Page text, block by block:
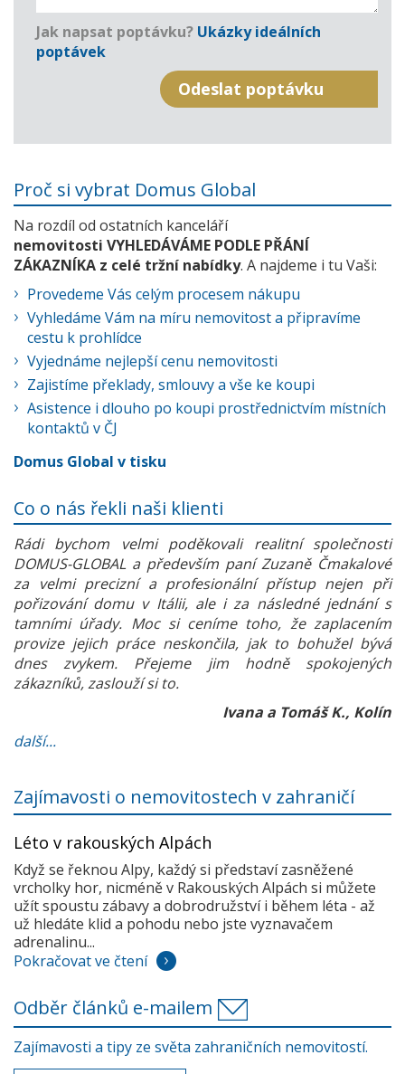
Jak napsat poptávku? Ukázky ideálních
poptávek
Proč si vybrat Domus Global
Na rozdíl od ostatních kanceláří
nemovitosti VYHLEDÁVÁME PODLE PŘÁNÍ
ZÁKAZNÍKA z celé tržní nabídky. A najdeme i tu Vaši:
Provedeme Vás celým procesem nákupu
Vyhledáme Vám na míru nemovitost a připravíme
cestu k prohlídce
Vyjednáme nejlepší cenu nemovitosti
Zajistíme překlady, smlouvy a vše ke koupi
Asistence i dlouho po koupi prostřednictvím místních
kontaktů v ČJ
Domus Global v tisku
Co o nás řekli naši klienti
Rádi bychom velmi poděkovali realitní společnosti
DOMUS-GLOBAL a především paní Zuzaně Čmakalové
za velmi precizní a profesionální přístup nejen při
pořizování domu v Itálii, ale i za následné jednání s
tamními úřady. Moc si ceníme toho, že zaplacením
provize jejich práce neskončila, jak to bohužel bývá
dnes zvykem. Přejeme jim hodně spokojených
zákazníků, zaslouží si to.
Ivana a Tomáš K., Kolín
další...
Zajímavosti o nemovitostech v zahraničí
Léto v rakouských Alpách
Když se řeknou Alpy, každý si představí zasněžené
vrcholky hor, nicméně v Rakouských Alpách si můžete
užít spoustu zábavy a dobrodružství i během léta - až
už hledáte klid a pohodu nebo jste vyznavačem
adrenalinu...
Pokračovat ve čtení
Odběr článků e-mailem
Zajímavosti a tipy ze světa zahraničních nemovitostí.